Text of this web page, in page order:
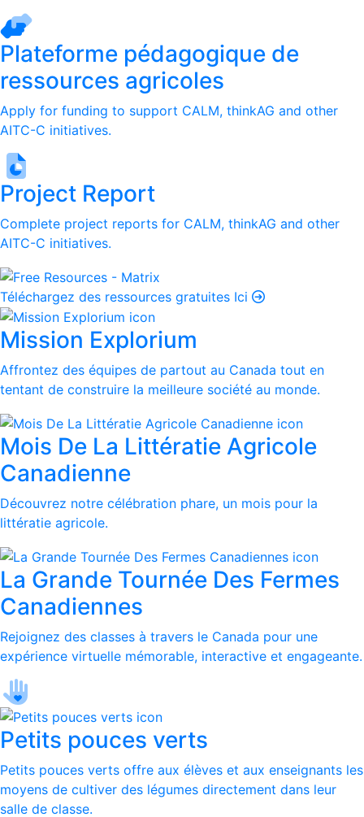
Plateforme pédagogique de
ressources agricoles
Apply for funding to support CALM, thinkAG and other
AITC-C initiatives.
Project Report
Complete project reports for CALM, thinkAG and other
AITC-C initiatives.
Téléchargez des ressources gratuites Ici
Mission Explorium
Affrontez des équipes de partout au Canada tout en
tentant de construire la meilleure société au monde.
Mois De La Littératie Agricole
Canadienne
Découvrez notre célébration phare, un mois pour la
littératie agricole.
La Grande Tournée Des Fermes
Canadiennes
Rejoignez des classes à travers le Canada pour une
expérience virtuelle mémorable, interactive et engageante.
Petits pouces verts
Petits pouces verts offre aux élèves et aux enseignants les
moyens de cultiver des légumes directement dans leur
salle de classe.